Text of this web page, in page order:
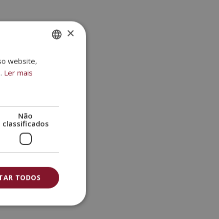
SPANISH
PORTUGUESE
×
website,
Ler mais
Não
classificados
TODOS